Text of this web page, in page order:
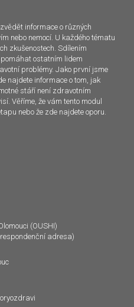
informace o různých
nebo nemocí. U každého tématu
zkušenostech. Sdílením
ostatním lidem
problémy. Jako první jsme
najdete informace o tom, jak
stáří není zdravotním
Věříme, že vám tento modul
nebo že zde najdete oporu.
(OUSHI)
adresa)